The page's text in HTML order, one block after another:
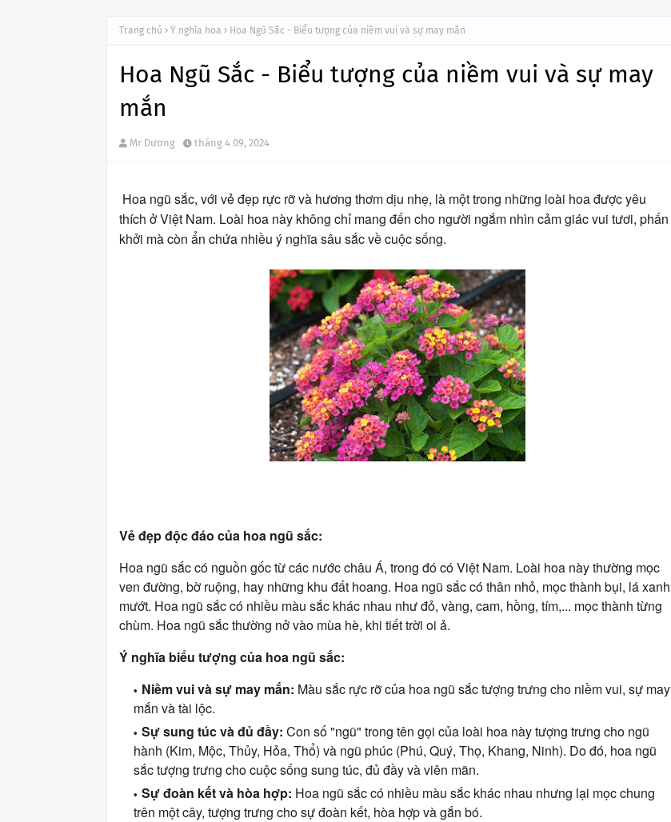
Trang chủ Ý nghĩa hoa Hoa Ngũ Sắc - Biểu tượng của niềm vui và sự may mắn
Hoa Ngũ Sắc - Biểu tượng của niềm vui và sự may
mắn
Mr Dương tháng 4 09, 2024
Hoa ngũ sắc, với vẻ đẹp rực rỡ và hương thơm dịu nhẹ, là một trong những loài hoa được yêu
thích ở Việt Nam. Loài hoa này không chỉ mang đến cho người ngắm nhìn cảm giác vui tươi, phấn
khởi mà còn ẩn chứa nhiều ý nghĩa sâu sắc về cuộc sống.
Vẻ đẹp độc đáo của hoa ngũ sắc:
Hoa ngũ sắc có nguồn gốc từ các nước châu Á, trong đó có Việt Nam. Loài hoa này thường mọc
ven đường, bờ ruộng, hay những khu đất hoang. Hoa ngũ sắc có thân nhỏ, mọc thành bụi, lá xanh
mướt. Hoa ngũ sắc có nhiều màu sắc khác nhau như đỏ, vàng, cam, hồng, tím,... mọc thành từng
chùm. Hoa ngũ sắc thường nở vào mùa hè, khi tiết trời oi ả.
Ý nghĩa biểu tượng của hoa ngũ sắc:
Niềm vui và sự may mắn: Màu sắc rực rỡ của hoa ngũ sắc tượng trưng cho niềm vui, sự may
mắn và tài lộc.
Sự sung túc và đủ đầy: Con số "ngũ" trong tên gọi của loài hoa này tượng trưng cho ngũ
hành (Kim, Mộc, Thủy, Hỏa, Thổ) và ngũ phúc (Phú, Quý, Thọ, Khang, Ninh). Do đó, hoa ngũ
sắc tượng trưng cho cuộc sống sung túc, đủ đầy và viên mãn.
Sự đoàn kết và hòa hợp: Hoa ngũ sắc có nhiều màu sắc khác nhau nhưng lại mọc chung
trên một cây, tượng trưng cho sự đoàn kết, hòa hợp và gắn bó.